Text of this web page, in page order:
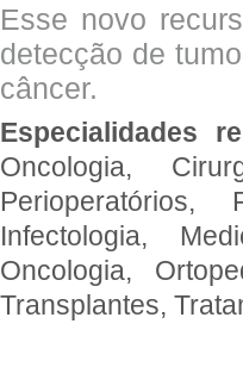
Esse novo
detecção de
câncer.
Especialidades
Oncologia,
Perioperatórios,
Infectologia,
Oncologia,
Transplantes,